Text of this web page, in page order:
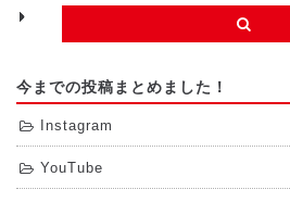
今までの投稿まとめました！
Instagram
YouTube